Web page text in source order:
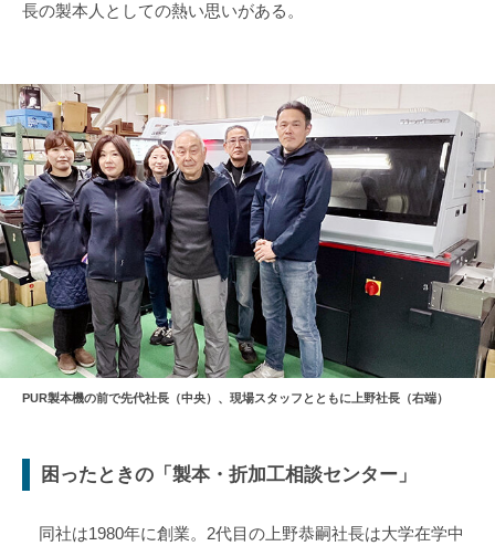
長の製本人としての熱い思いがある。
PUR製本機の前で先代社長（中央）、現場スタッフとともに上野社長（右端）
困ったときの「製本・折加工相談センター」
同社は1980年に創業。2代目の上野恭嗣社長は大学在学中